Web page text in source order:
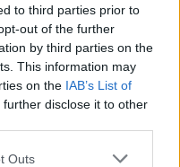
to third parties prior to
out of the further
by third parties on the
This information may
on the IAB’s List of
further disclose it to other
one or more Google
Outs